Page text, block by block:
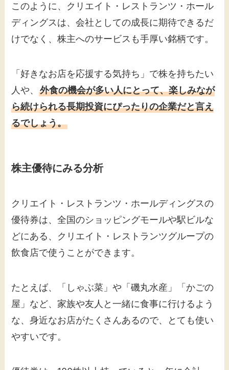
このように、クリエイト・レストランツ・ホール
ディングスは、会社としての成長に期待できるだ
けでなく、株主へのサービスも手厚い銘柄です。
「好きなお店を応援する気持ち」で株を持ちたい
人や、外食の機会が多い人にとって、楽しみなが
ら続けられる長期投資にぴったりの企業だと言え
るでしょう。
株主優待にみる分析
クリエイト・レストランツ・ホールディングスの
優待券は、全国のショッピングモールや駅ビルな
どにある、クリエイト・レストランツグループの
飲食店で使うことができます。
たとえば、「しゃぶ菜」や「磯丸水産」「かごの
屋」など、家族や友人と一緒に食事に行けるよう
な、身近なお店がたくさんあるので、とても使い
やすいです。